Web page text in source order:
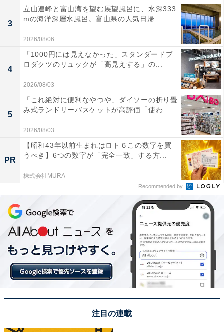
3
立山連峰と富山湾を望む展望風呂に、水深333
mの海洋深層水風呂。富山県の人気日帰...
2026/08/06
4
「1000円には見えなかった」スタンダードプ
ロダクツのリュックが「高見えする」の...
2026/08/03
5
「これ絶対に便利なやつや」ダイソーの折り畳
み式ランドリーバスケットが高評価「使わ...
2026/08/03
PR
【昭和43年以前生まれはロト６この数字を買
うべき】6つの数字が「完全一致」する方...
株式会社MURA
Recommended by
注目の連載